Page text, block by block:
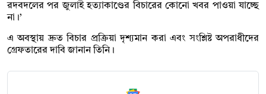
রদবদলের পর জুলাই হত্যাকাণ্ডের বিচারের কোনো খবর পাওয়া যাচ্ছে
না।’
এ অবস্থায় দ্রুত বিচার প্রক্রিয়া দৃশ্যমান করা এবং সংশ্লিষ্ট অপরাধীদের
গ্রেফতারের দাবি জানান তিনি।